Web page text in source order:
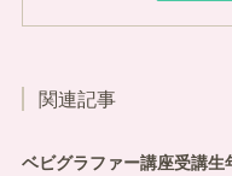
関連記事